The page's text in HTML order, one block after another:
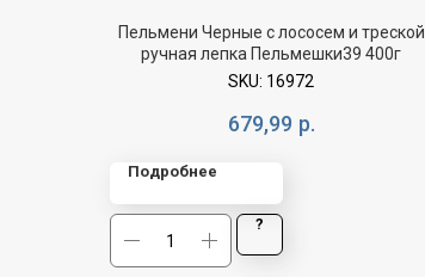
Пельмени Черные с лососем и треской
ручная лепка Пельмешки39 400г
SKU: 16972
679,99 р.
Подробнее
?